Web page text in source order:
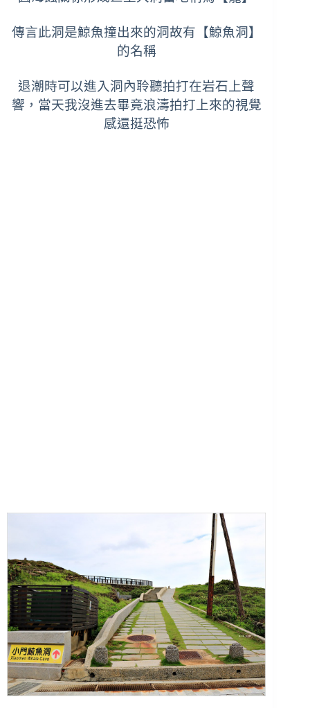
傳言此洞是鯨魚撞出來的洞故有【鯨魚洞】
的名稱
退潮時可以進入洞內聆聽拍打在岩石上聲
響，當天我沒進去畢竟浪濤拍打上來的視覺
感還挺恐怖